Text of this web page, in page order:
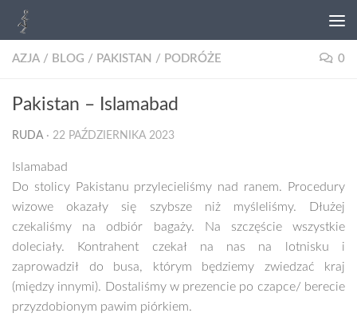
AZJA / BLOG / PAKISTAN / PODRÓŻE 0
Pakistan – Islamabad
RUDA · 22 PAŹDZIERNIKA 2023
Islamabad
Do stolicy Pakistanu przylecieliśmy nad ranem. Procedury
wizowe okazały się szybsze niż myśleliśmy. Dłużej
czekaliśmy na odbiór bagaży. Na szczęście wszystkie
doleciały. Kontrahent czekał na nas na lotnisku i
zaprowadził do busa, którym będziemy zwiedzać kraj
(między innymi). Dostaliśmy w prezencie po czapce/ berecie
przyzdobionym pawim piórkiem.